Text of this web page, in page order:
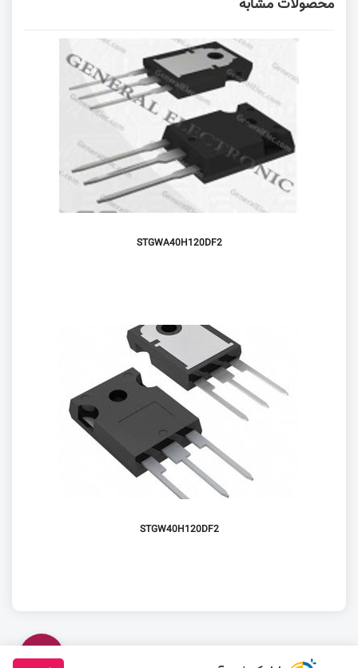
محصولات مشابه
STGWA40H120DF2
STGW40H120DF2